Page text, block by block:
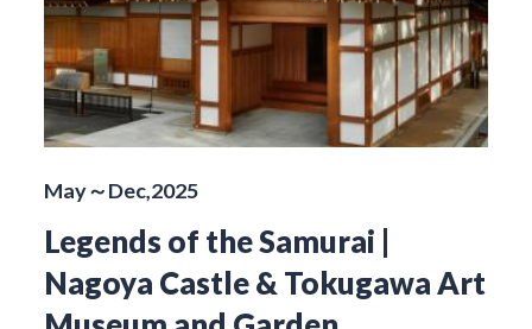
May～Dec,2025
Legends of the Samurai |
Nagoya Castle & Tokugawa Art